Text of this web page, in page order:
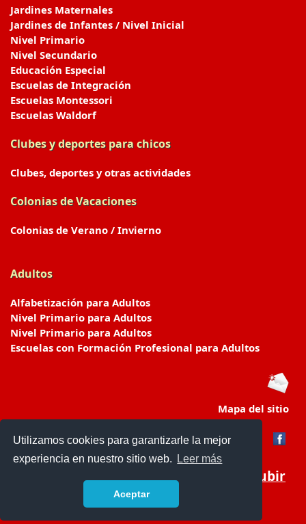
Utilizamos cookies para garantizarle la mejor
experiencia en nuestro sitio web.
Leer más
Aceptar
Jardines Maternales
Jardines de Infantes / Nivel Inicial
Nivel Primario
Nivel Secundario
Educación Especial
Escuelas de Integración
Escuelas Montessori
Escuelas Waldorf
Clubes y deportes para chicos
Clubes, deportes y otras actividades
Colonias de Vacaciones
Colonias de Verano / Invierno
Adultos
Alfabetización para Adultos
Nivel Primario para Adultos
Nivel Primario para Adultos
Escuelas con Formación Profesional para Adultos
Mapa del sitio
Subir